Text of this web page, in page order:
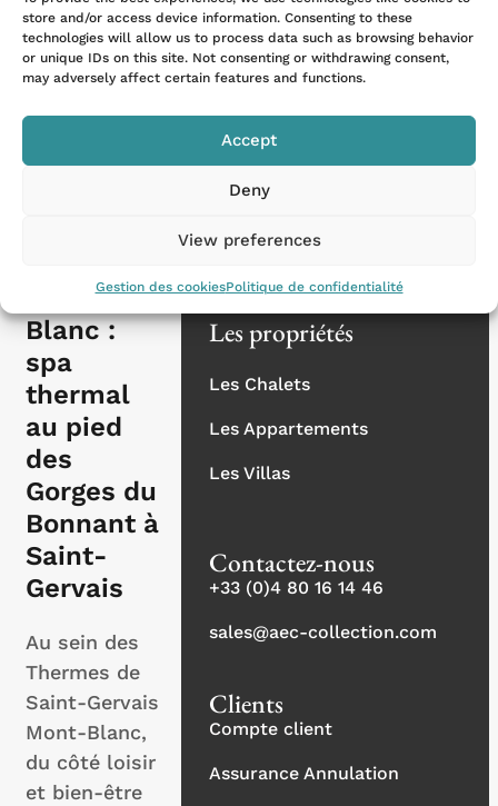
store and/or access device information. Consenting to these
technologies will allow us to process data such as browsing behavior
or unique IDs on this site. Not consenting or withdrawing consent,
may adversely affect certain features and functions.
Accept
Deny
View preferences
Gestion des cookiesPolitique de confidentialité
EN SAVOIR
PLUS
du Mont-
Blanc :
spa
thermal
au pied
des
Gorges du
Bonnant à
Saint-
Gervais
Au sein des
Thermes de
Saint-Gervais
Mont-Blanc,
du côté loisir
et bien-être
La Provence
Les propriétés
Les Chalets
Les Appartements
Les Villas
Contactez-nous
+33 (0)4 80 16 14 46
sales@aec-collection.com
Clients
Compte client
Assurance Annulation